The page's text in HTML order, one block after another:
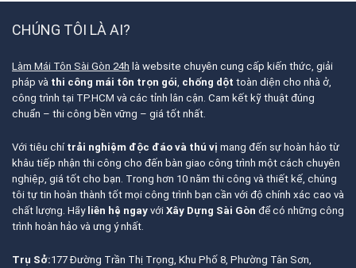
CHÚNG TÔI LÀ AI?
Làm Mái Tôn Sài Gòn 24h là website chuyên cung cấp kiến thức, giải
pháp và thi công mái tôn trọn gói, chống dột toàn diện cho nhà ở,
công trình tại TP.HCM và các tỉnh lân cận. Cam kết kỹ thuật đúng
chuẩn – thi công bền vững – giá tốt nhất.
Với tiêu chí trải nghiệm độc đáo và thú vị mang đến sự hoàn hảo từ
khâu tiếp nhận thi công cho đến bàn giao công trình một cách chuyên
nghiệp, giá tốt cho bạn. Trong hơn 10 năm thi công và thiết kế, chúng
tôi tự tin hoàn thành tốt mọi công trình bạn cần với độ chính xác cao và
chất lượng. Hãy liên hệ ngay với Xây Dựng Sài Gòn để có những công
trình hoàn hảo và ưng ý nhất.
Trụ Sở:177 Đường Trần Thị Trọng, Khu Phố 8, Phường Tân Sơn,